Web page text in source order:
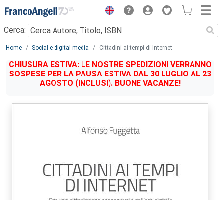
Menu
Cerca:
Main content
Home Social e digital media Cittadini ai tempi di Internet
CHIUSURA ESTIVA: LE NOSTRE SPEDIZIONI VERRANNO
SOSPESE PER LA PAUSA ESTIVA DAL 30 LUGLIO AL 23
AGOSTO (INCLUSI). BUONE VACANZE!